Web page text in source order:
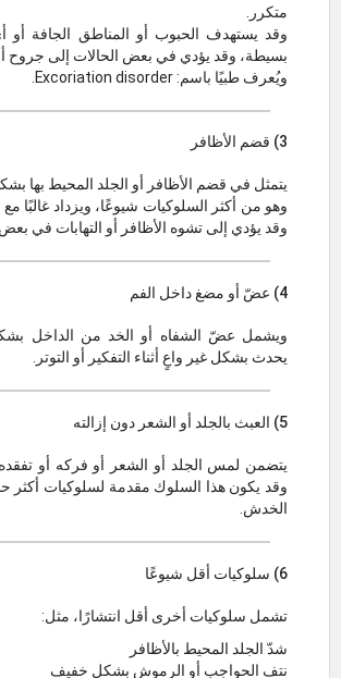
متكرر.
وقد يستهدف الحبوب أو المناطق الجافة أو
بسيطة، وقد يؤدي في بعض الحالات إلى جروح
ويُعرف طبيًا باسم: Excoriation disorder.
3) قضم الأظافر
يتمثل في قضم الأظافر أو الجلد المحيط بها
وهو من أكثر السلوكيات شيوعًا، ويزداد غالبًا مع
وقد يؤدي إلى تشوه الأظافر أو التهابات في
4) عضّ أو مضغ داخل الفم
ويشمل عضّ الشفاه أو الخد من الداخل
يحدث بشكل غير واعٍ أثناء التفكير أو التوتر.
5) العبث بالجلد أو الشعر دون إزالته
يتضمن لمس الجلد أو الشعر أو فركه أو
وقد يكون هذا السلوك مقدمة لسلوكيات أكثر
الخدش.
6) سلوكيات أقل شيوعًا
تشمل سلوكيات أخرى أقل انتشارًا، مثل:
شدّ الجلد المحيط بالأظافر
نتف الحواجب أو الرموش بشكل خفيف